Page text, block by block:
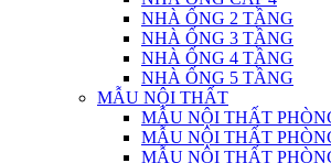
NHÀ ỐNG 2 TẦNG
NHÀ ỐNG 3 TẦNG
NHÀ ỐNG 4 TẦNG
NHÀ ỐNG 5 TẦNG
MẪU NỘI THẤT
MẪU NỘI THẤT
MẪU NỘI THẤT
MẪU NỘI THẤT